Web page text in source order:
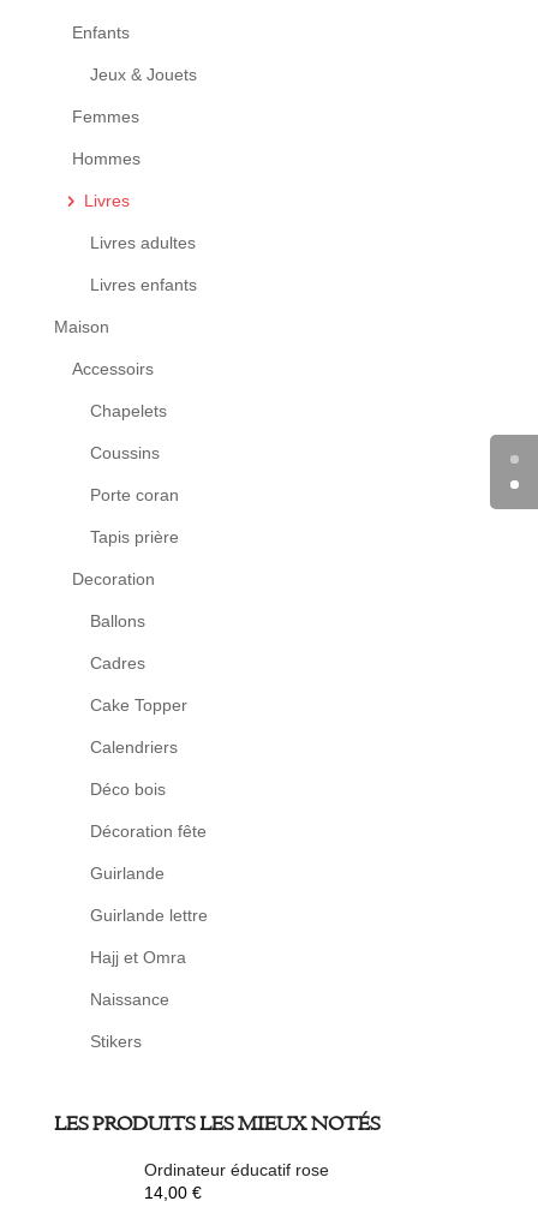
Enfants
Jeux & Jouets
Femmes
Hommes
Livres
Livres adultes
Livres enfants
Maison
Accessoirs
Chapelets
Coussins
Porte coran
Tapis prière
Decoration
Ballons
Cadres
Cake Topper
Calendriers
Déco bois
Décoration fête
Guirlande
Guirlande lettre
Hajj et Omra
Naissance
Stikers
LES PRODUITS LES MIEUX NOTÉS
Ordinateur éducatif rose
14,00 €